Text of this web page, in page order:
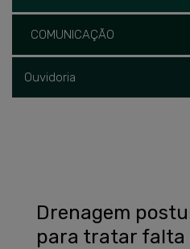
COMUNICAÇÃO
Ouvidoria
Drenagem
para tratar falta